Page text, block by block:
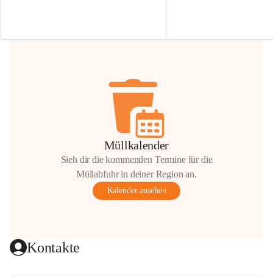
Hilfsbereitschaft!
Müllkalender
Sieh dir die kommenden Termine für die
Müllabfuhr in deiner Region an.
Kalender ansehen
Kontakte